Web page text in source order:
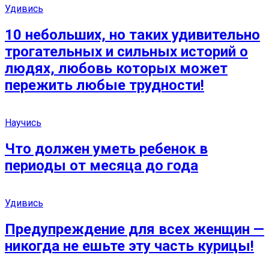
Удивись
10 небольших, но таких удивительно
трогательных и сильных историй о
людях, любовь которых может
пережить любые трудности!
Научись
Что должен уметь ребенок в
периоды от месяца до года
Удивись
Предупреждение для всех женщин —
никогда не ешьте эту часть курицы!